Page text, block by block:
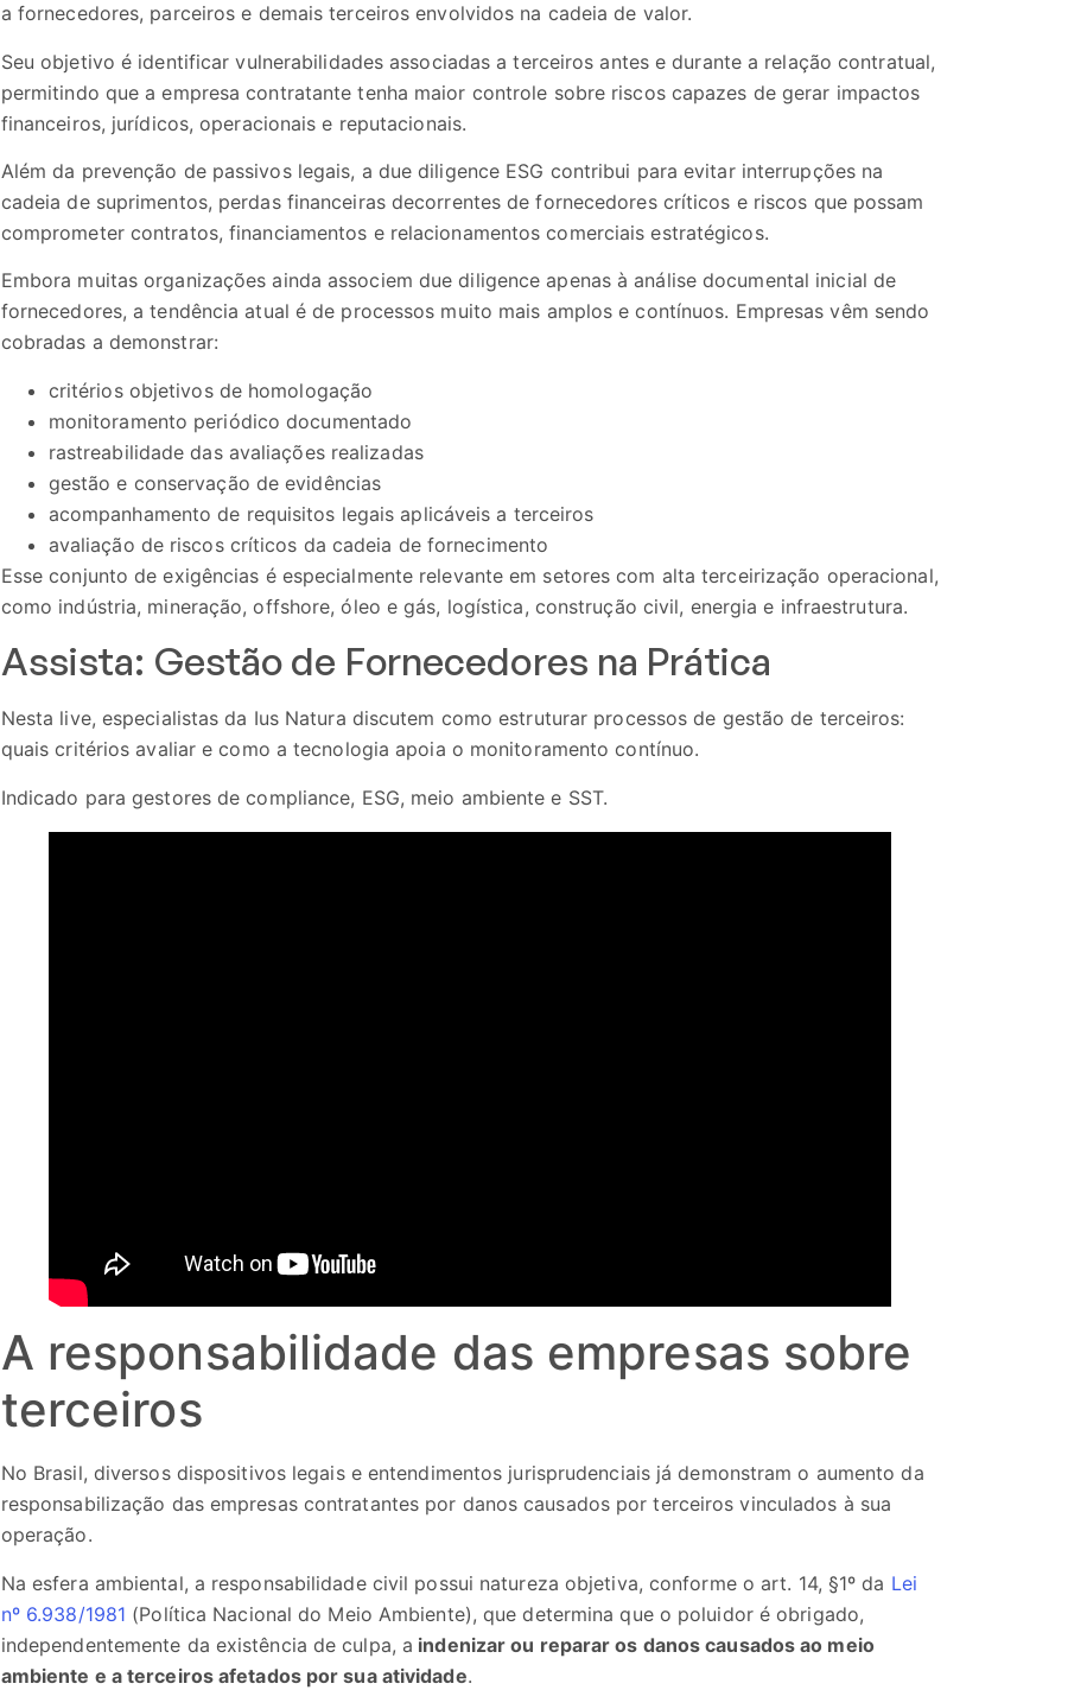
a fornecedores, parceiros e demais terceiros envolvidos na cadeia de valor.
Seu objetivo é identificar vulnerabilidades associadas a terceiros antes e durante a relação contratual,
permitindo que a empresa contratante tenha maior controle sobre riscos capazes de gerar impactos
financeiros, jurídicos, operacionais e reputacionais.
Além da prevenção de passivos legais, a due diligence ESG contribui para evitar interrupções na
cadeia de suprimentos, perdas financeiras decorrentes de fornecedores críticos e riscos que possam
comprometer contratos, financiamentos e relacionamentos comerciais estratégicos.
Embora muitas organizações ainda associem due diligence apenas à análise documental inicial de
fornecedores, a tendência atual é de processos muito mais amplos e contínuos. Empresas vêm sendo
cobradas a demonstrar:
critérios objetivos de homologação
monitoramento periódico documentado
rastreabilidade das avaliações realizadas
gestão e conservação de evidências
acompanhamento de requisitos legais aplicáveis a terceiros
avaliação de riscos críticos da cadeia de fornecimento
Esse conjunto de exigências é especialmente relevante em setores com alta terceirização operacional,
como indústria, mineração, offshore, óleo e gás, logística, construção civil, energia e infraestrutura.
Assista: Gestão de Fornecedores na Prática
Nesta live, especialistas da Ius Natura discutem como estruturar processos de gestão de terceiros:
quais critérios avaliar e como a tecnologia apoia o monitoramento contínuo.
Indicado para gestores de compliance, ESG, meio ambiente e SST.
A responsabilidade das empresas sobre
terceiros
No Brasil, diversos dispositivos legais e entendimentos jurisprudenciais já demonstram o aumento da
responsabilização das empresas contratantes por danos causados por terceiros vinculados à sua
operação.
Na esfera ambiental, a responsabilidade civil possui natureza objetiva, conforme o art. 14, §1º da Lei
nº 6.938/1981 (Política Nacional do Meio Ambiente), que determina que o poluidor é obrigado,
independentemente da existência de culpa, a indenizar ou reparar os danos causados ao meio
ambiente e a terceiros afetados por sua atividade.